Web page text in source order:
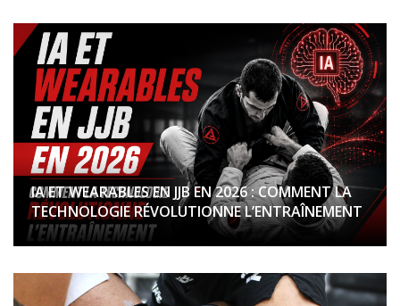
IA ET WEARABLES EN JJB EN 2026 : COMMENT LA
TECHNOLOGIE RÉVOLUTIONNE L’ENTRAÎNEMENT